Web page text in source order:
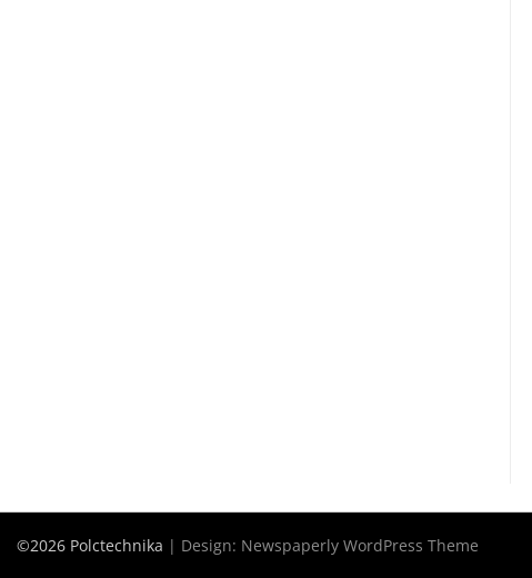
©2026 Polctechnika | Design: Newspaperly WordPress Theme